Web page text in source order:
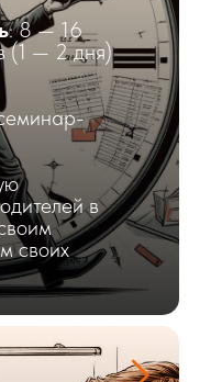
: 8 — 16
(1 — 2 дня)
в
своих